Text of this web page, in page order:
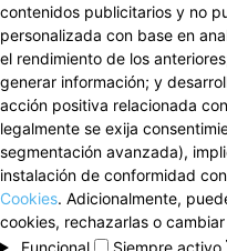
contenidos publicitarios y no
personalizada con base en
el rendimiento de los
generar información; y
acción positiva relacionada
legalmente se exija
segmentación avanzada),
instalación de conformidad
Cookies. Adicionalmente,
cookies, rechazarlas o
Funcional
Funcional
Siempre activo